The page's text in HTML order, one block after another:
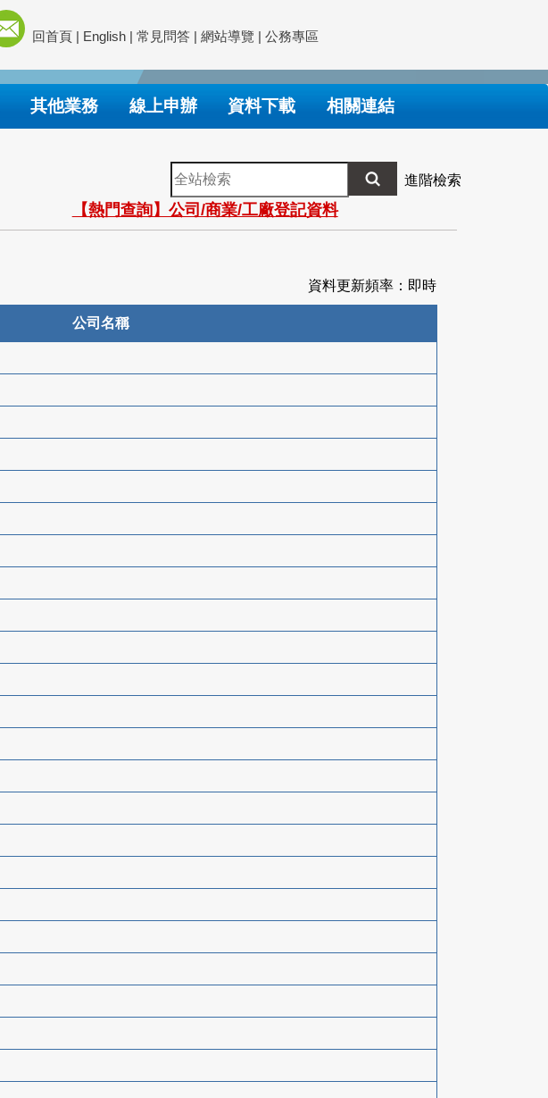
回首頁 | English | 常見問答 | 網站導覽 | 公務專區
其他業務 線上申辦 資料下載 相關連結
全
站
檢
索
進階檢索
【熱門查詢】公司/商業/工廠登記資料
資料更新頻率：即時
公司名稱